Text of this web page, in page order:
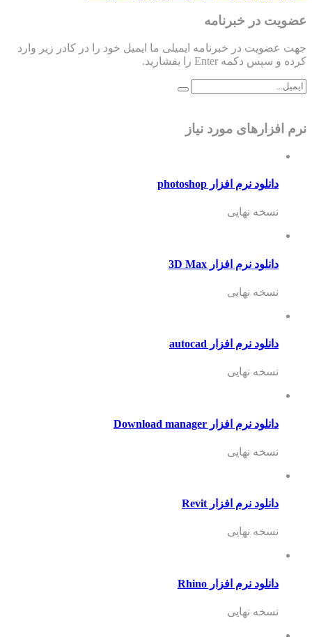
عضویت در خبرنامه
جهت عضویت در خبرنامه ایمیلی ما ایمیل خود را در کادر زیر وارد
کرده و سپس دکمه Enter را بفشارید.
نرم افزارهای مورد نیاز
دانلود نرم افزار photoshop
نسخه نهایی
دانلود نرم افزار 3D Max
نسخه نهایی
دانلود نرم افزار autocad
نسخه نهایی
دانلود نرم افزار Download manager
نسخه نهایی
دانلود نرم افزار Revit
نسخه نهایی
دانلود نرم افزار Rhino
نسخه نهایی